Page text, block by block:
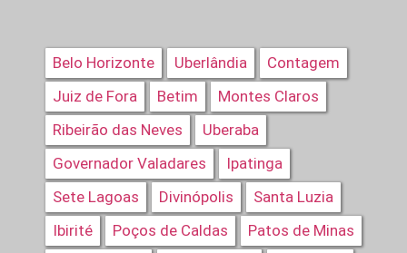
Belo Horizonte Uberlândia
Contagem
Juiz de Fora
Betim
Montes Claros
Ribeirão das Neves
Uberaba
Governador Valadares
Ipatinga
Sete Lagoas
Divinópolis
Santa Luzia
Ibirité
Poços de Caldas
Patos de Minas